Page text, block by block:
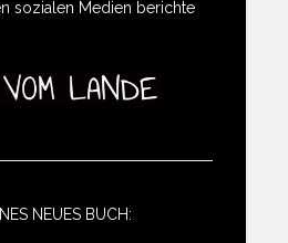
sozialen Medien berichte
NEUES BUCH: